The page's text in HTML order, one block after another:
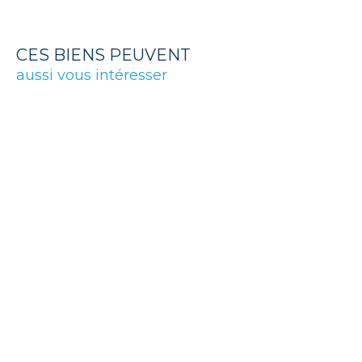
CES BIENS PEUVENT
aussi vous intéresser